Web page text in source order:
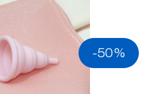
-50%